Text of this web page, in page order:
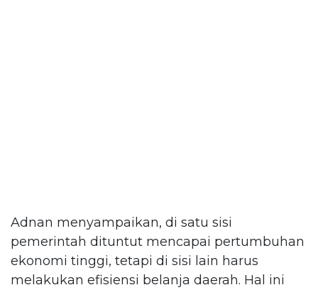
Adnan menyampaikan, di satu sisi
pemerintah dituntut mencapai pertumbuhan
ekonomi tinggi, tetapi di sisi lain harus
melakukan efisiensi belanja daerah. Hal ini